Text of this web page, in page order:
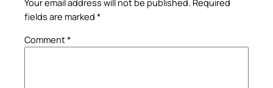
Your email address will not be published. Required
fields are marked *
Comment*